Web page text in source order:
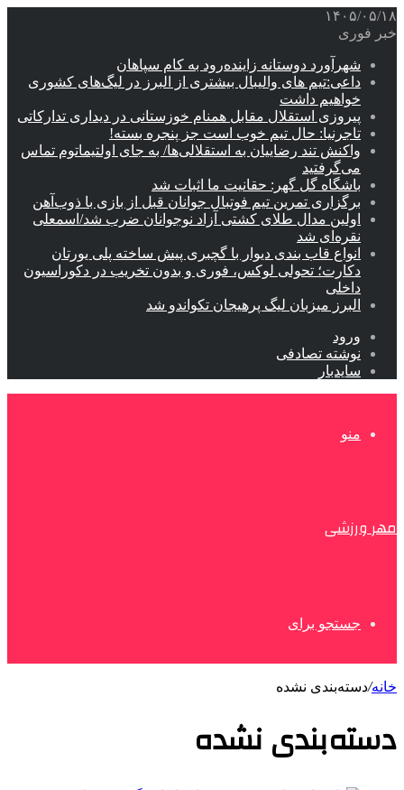
۱۴۰۵/۰۵/۱۸
خبر فوری
شهرآورد دوستانه زاینده‌رود به کام سپاهان
داعی:تیم های والیبال بیشتری از البرز در لیگ‌های کشوری
خواهیم داشت
پیروزی استقلال مقابل همنام خوزستانی در دیداری تدارکاتی
تاجرنیا: حال تیم خوب است جز پنجره بسته!
واکنش تند رضاییان به استقلالی‌ها/ به جای اولتیماتوم تماس
می‌گرفتید
باشگاه گل گهر: حقانیت ما اثبات شد
برگزاری تمرین تیم فوتبال جوانان قبل از بازی با ذوب‌آهن
اولین مدال طلای کشتی آزاد نوجوانان ضرب شد/اسمعلی
نقره‌ای شد
انواع قاب بندی دیوار با گچبری پیش ساخته پلی یورتان
دکارت؛ تحولی لوکس، فوری و بدون تخریب در دکوراسیون
داخلی
البرز میزبان لیگ پرهیجان تکواندو شد
ورود
نوشته تصادفی
سایدبار
منو
مهر ورزشی
جستجو برای
خانه/دسته‌بندی نشده
دسته‌بندی نشده